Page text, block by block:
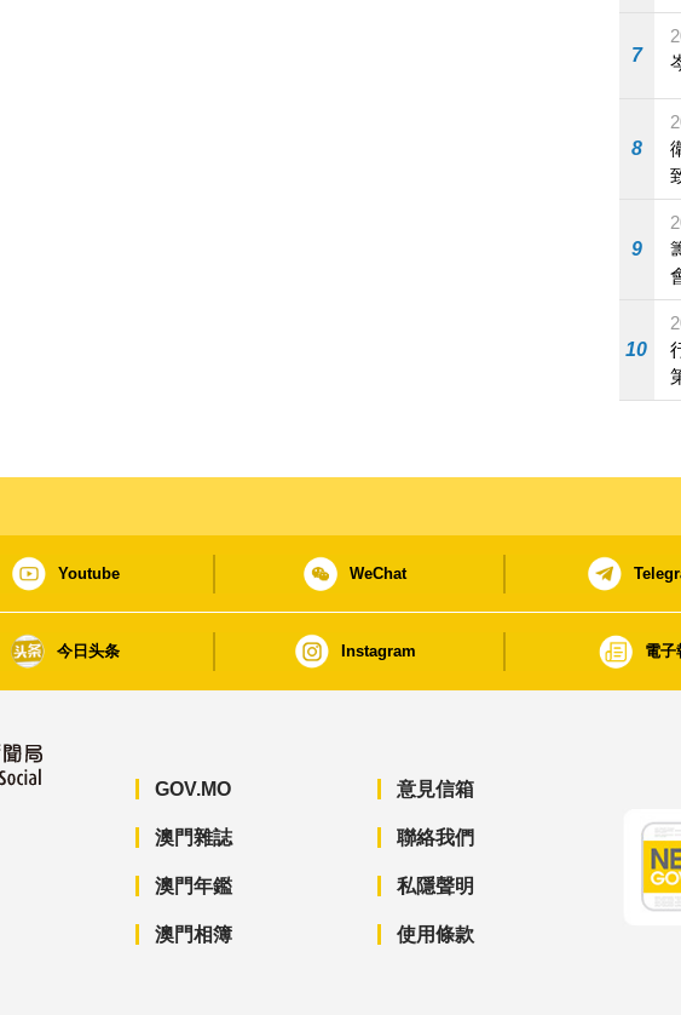
7
8
9
10
Youtube WeChat
今日头条 Instagram 電子
GOV.MO
澳門雜誌
澳門年鑑
澳門相簿
意見信箱
聯絡我們
私隱聲明
使用條款